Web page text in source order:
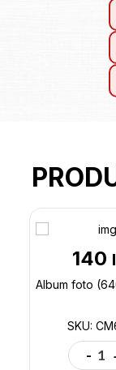
140
SKU:
-